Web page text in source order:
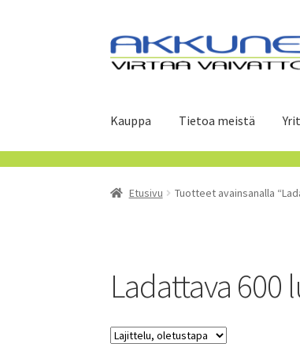
Siirry
navigointiin
Siirry
sisältöön
Kauppa Tietoa meistä
Etusivu Tuotteet avainsanalla
Ladattava